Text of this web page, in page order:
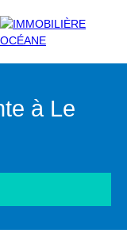
à Le